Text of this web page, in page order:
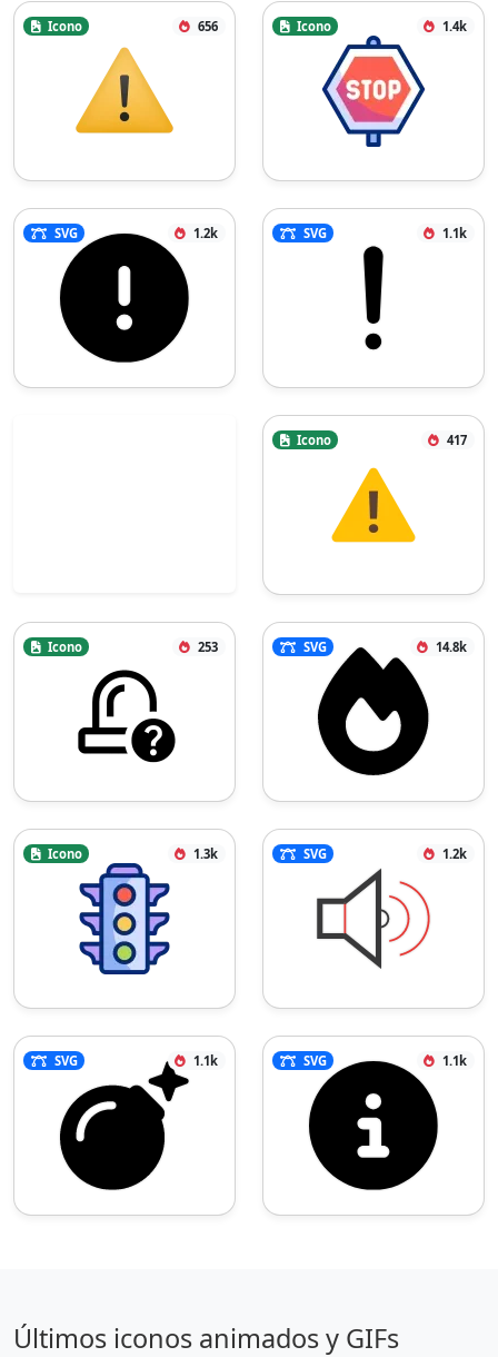
Icono 656 Icono 1.4k
SVG 1.2k SVG 1.1k
Icono 417
Icono 253 SVG 14.8k
Icono 1.3k SVG 1.2k
SVG 1.1k SVG 1.1k
Últimos iconos animados y GIFs